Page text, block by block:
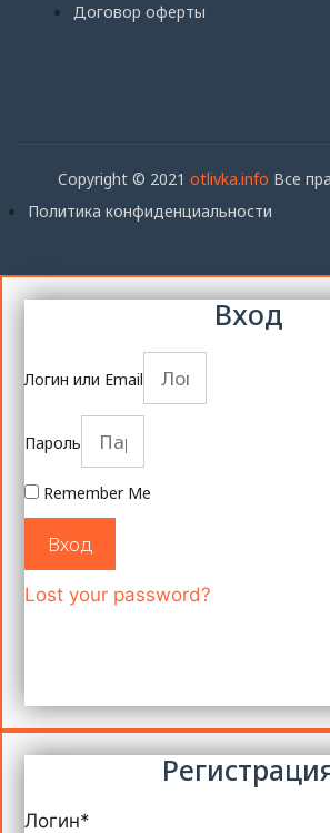
Договор оферты
Copyright © 2021 otlivka.info Все
Политика конфиденциальности
Вход
Логин или Email
Пароль
Remember Me
Вход
Lost your password?
Логин*